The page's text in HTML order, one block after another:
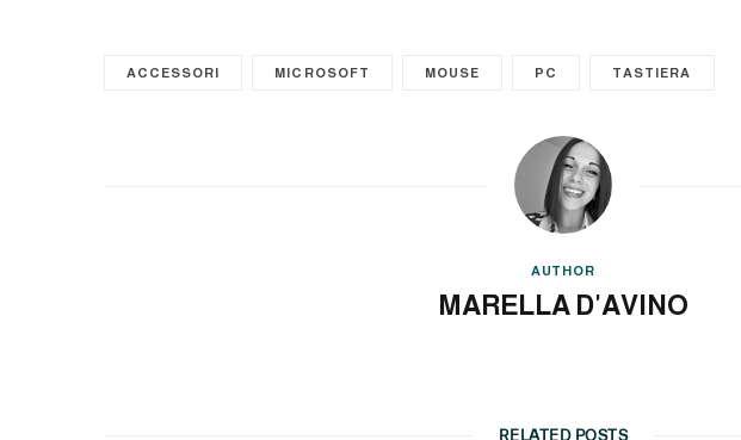
ACCESSORI MICROSOFT MOUSE PC TASTIERA
AUTHOR
MARELLA D'AVINO
RELATED POSTS